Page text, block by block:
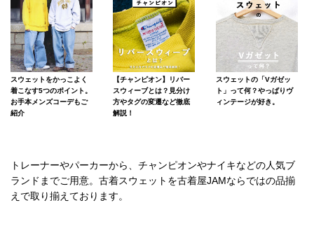
スウェットをかっこよく
着こなす5つのポイント。
お手本メンズコーデもご
紹介
【チャンピオン】リバー
スウィーブとは？見分け
方やタグの変遷など徹底
解説！
スウェットの「Vガゼッ
ト」って何？やっぱりヴ
ィンテージが好き。
トレーナーやパーカーから、チャンピオンやナイキなどの人気ブ
ランドまでご用意。古着スウェットを古着屋JAMならではの品揃
えで取り揃えております。